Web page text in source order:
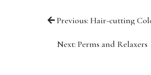
Previous: Hair-cutting
Next: Perms and Relaxers